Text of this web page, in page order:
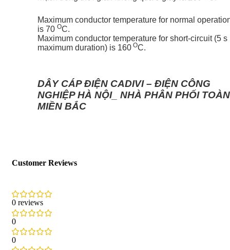
Maximum conductor temperature for normal
is 70 OC.
Maximum conductor temperature for short-circuit (5 s
maximum duration) is 160 OC.
DÂY CÁP ĐIỆN CADIVI – ĐIỆN CÔNG
NGHIỆP HÀ NỘI_ NHÀ PHÂN PHỐI TOÀN
MIỀN BẮC
Customer Reviews
0 reviews
0
0